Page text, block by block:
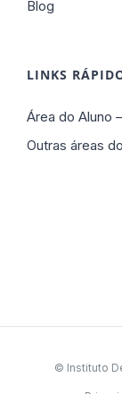
Blog
LINKS
Área do Aluno
Outras áreas
© Instituto